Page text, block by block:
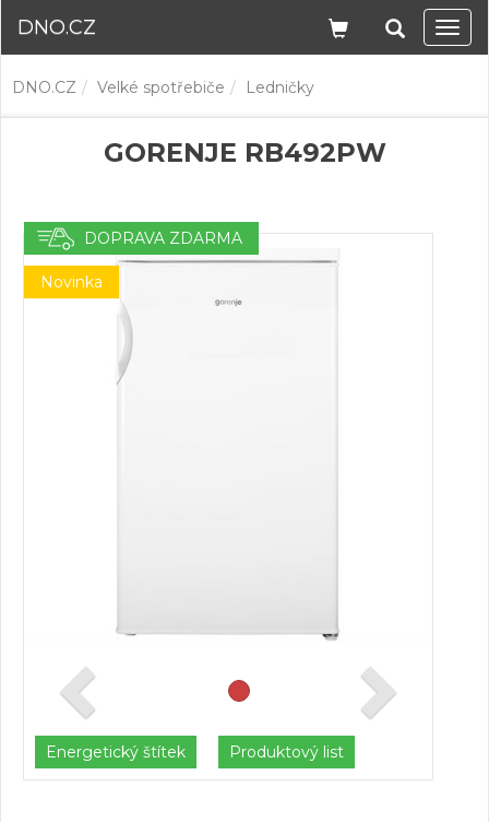
DNO.CZ
DNO.CZ Velké spotřebiče Ledničky
GORENJE RB492PW
DOPRAVA ZDARMA
Novinka
Energetický štítek Produktový list